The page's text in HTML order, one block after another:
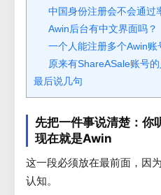
中国身份注册会不会通过
Awin后台有中文界面吗？
一个人能注册多个Awin账
原来有ShareASale账号
最后说几句
先把一件事说清楚：你
现在就是Awin
这一段必须放在最前面，因
认知。